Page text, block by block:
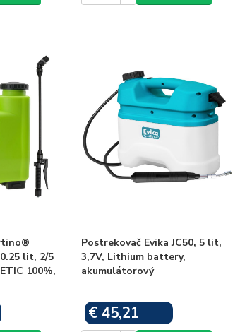
lit, 2/5
100%,
Postrekovač Evika JC50, 5 lit,
3,7V, Lithium battery,
akumulátorový
€ 45,21